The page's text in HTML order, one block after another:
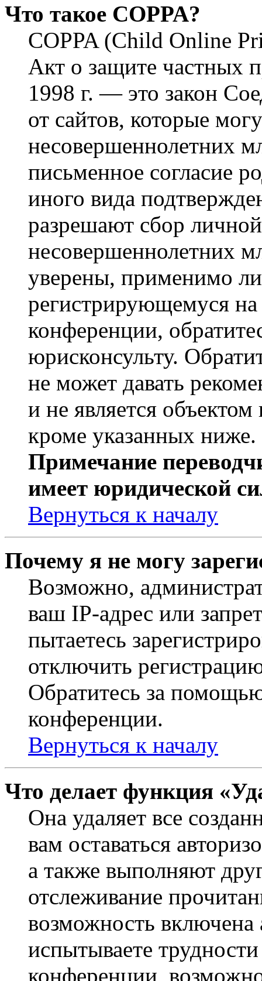
Что такое COPPA?
COPPA (Child Online
Акт о защите частных
1998 г. — это закон
от сайтов, которые
несовершеннолетних
письменное согласие
иного вида
разрешают сбор
несовершеннолетних
уверены, применимо
регистрирующемуся
конференции,
юрисконсульту.
не может давать
и не является
кроме указанных ниже.
Примечание
имеет юридической
Вернуться к началу
Почему я не могу
Возможно,
ваш IP-адрес или
пытаетесь
отключить
Обратитесь за
конференции.
Вернуться к началу
Что делает функция
Она удаляет все
вам оставаться
а также выполняют
отслеживание
возможность
испытываете
конференции,